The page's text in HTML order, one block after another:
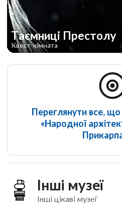
Таємниці Престолу
Квест-кімната
Переглянути все,
«Народної
Інші музеї
Інші цікаві музеї